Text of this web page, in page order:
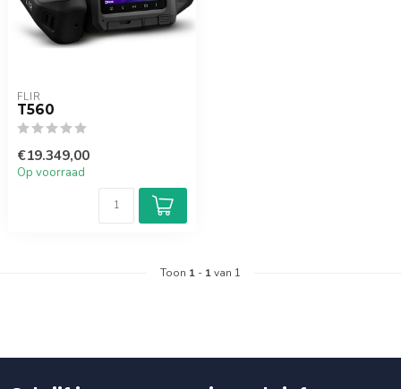
FLIR
T560
€19.349,00
Op voorraad
Toon 1 - 1van 1